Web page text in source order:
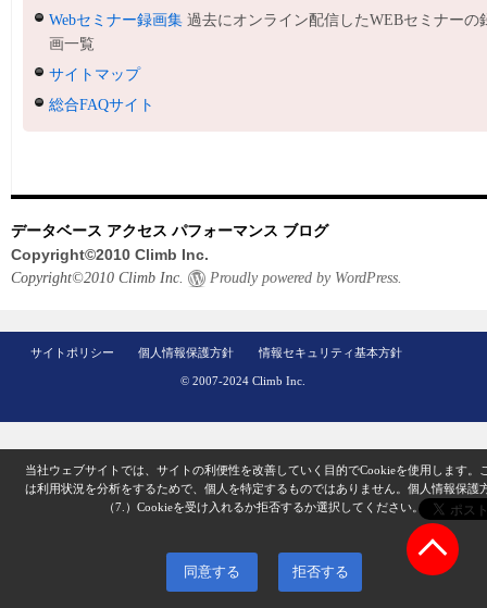
Webセミナー録画集 過去にオンライン配信したWEBセミナーの
画一覧
サイトマップ
総合FAQサイト
データベース アクセス パフォーマンス ブログ
Copyright©2010 Climb Inc.
Copyright©2010 Climb Inc. Proudly powered by WordPress.
サイトポリシー 個人情報保護方針 情報セキュリティ基本方針
© 2007-2024 Climb Inc.
当社ウェブサイトでは、サイトの利便性を改善していく目的でCookieを使用します。
は利用状況を分析をするためで、個人を特定するものではありません。 個人情報保護
（7.）Cookieを受け入れるか拒否するか選択してください。
同意する 拒否する